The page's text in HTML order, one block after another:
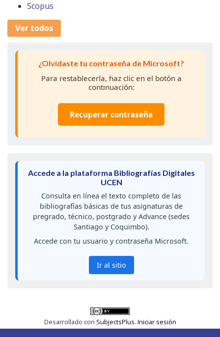
Scopus
Ver todos
¿Olvidaste tu contraseña de Microsoft?
Para restablecerla, haz clic en el botón a
continuación:
Recuperar contraseña
Accede a la plataforma Bibliografías Digitales
UCEN
Consulta en línea el texto completo de las
bibliografías básicas de tus asignaturas de
pregrado, técnico, postgrado y Advance (sedes
Santiago y Coquimbo).
Accede con tu usuario y contraseña Microsoft.
Ir al sitio
Desarrollado con SubjectsPlus. Iniciar sesión